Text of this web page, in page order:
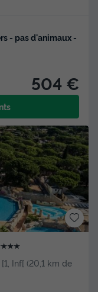
- pas d'animaux -
504 €
Inf[ (20,1 km de